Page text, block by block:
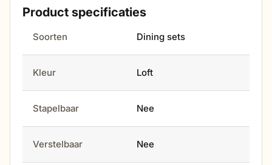
Product specificaties
Soorten Dining sets
Kleur Loft
Stapelbaar Nee
Verstelbaar Nee